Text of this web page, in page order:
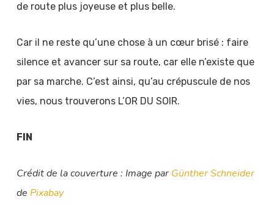
de route plus joyeuse et plus belle.
Car il ne reste qu’une chose à un cœur brisé : faire
silence et avancer sur sa route, car elle n’existe que
par sa marche. C’est ainsi, qu’au crépuscule de nos
vies, nous trouverons L’OR DU SOIR.
FIN
Crédit de la couverture : Image par Günther Schneider
de Pixabay